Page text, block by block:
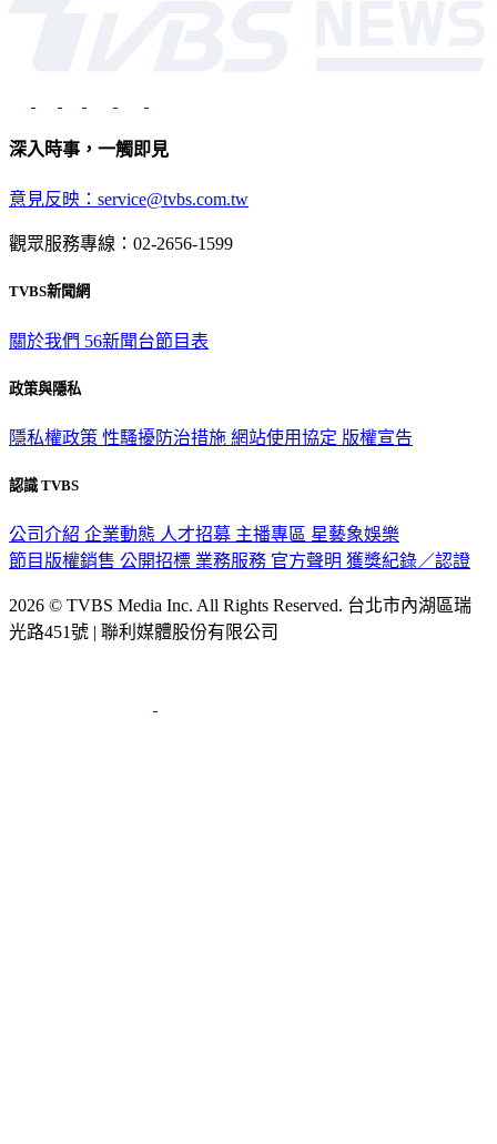
深入時事，一觸即見
意見反映：service@tvbs.com.tw
觀眾服務專線：02-2656-1599
TVBS新聞網
關於我們 56新聞台節目表
政策與隱私
隱私權政策 性騷擾防治措施 網站使用協定 版權宣告
認識 TVBS
公司介紹 企業動態 人才招募 主播專區 星藝象娛樂
節目版權銷售 公開招標 業務服務 官方聲明 獲獎紀錄／認證
2026 © TVBS Media Inc. All Rights Reserved. 台北市內湖區瑞
光路451號 | 聯利媒體股份有限公司